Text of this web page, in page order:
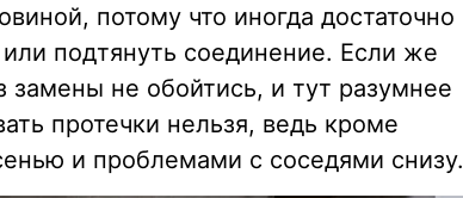
потому что иногда достаточно
подтянуть соединение. Если же
не обойтись, и тут разумнее
протечки нельзя, ведь кроме
и проблемами с соседями снизу.